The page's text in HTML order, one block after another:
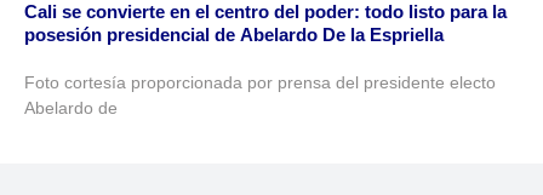
Cali se convierte en el centro del poder: todo listo para la
posesión presidencial de Abelardo De la Espriella
Foto cortesía proporcionada por prensa del presidente electo
Abelardo de